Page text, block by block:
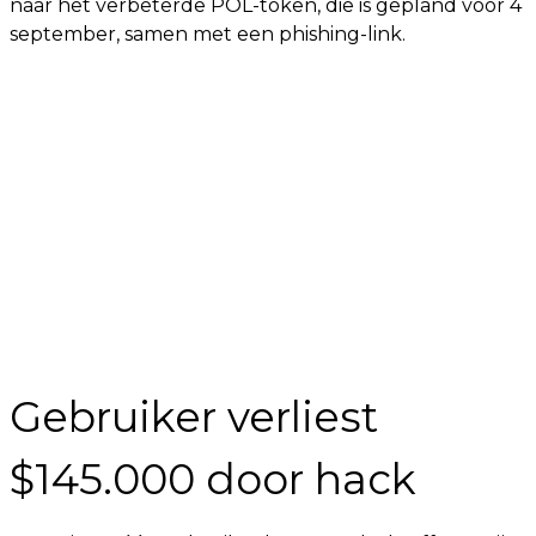
naar het verbeterde POL-token, die is gepland voor 4
september, samen met een phishing-link.
Gebruiker verliest
$145.000 door hack